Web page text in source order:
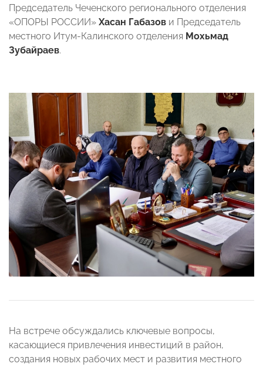
Председатель Чеченского регионального отделения
«ОПОРЫ РОССИИ» Хасан Габазов и Председатель
местного Итум-Калинского отделения Мохьмад
Зубайраев.
На встрече обсуждались ключевые вопросы,
касающиеся привлечения инвестиций в район,
создания новых рабочих мест и развития местного